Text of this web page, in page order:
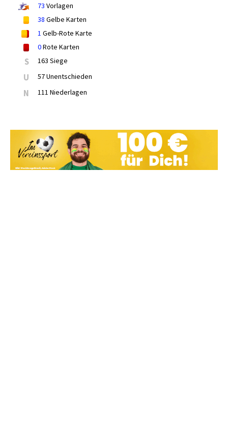
73 Vorlagen
38 Gelbe Karten
1 Gelb-Rote Karte
0Rote Karten
S 163 Siege
U 57 Unentschieden
N 111 Niederlagen